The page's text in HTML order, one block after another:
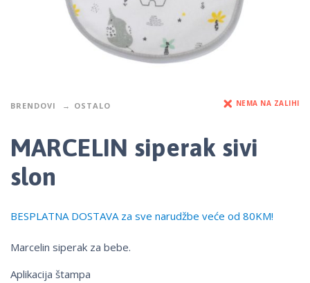
BRENDOVI OSTALO NEMA NA ZALIHI
MARCELIN siperak sivi
slon
BESPLATNA DOSTAVA za sve narudžbe veće od 80KM!
Marcelin siperak za bebe.
Aplikacija štampa